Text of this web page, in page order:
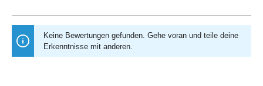
Keine Bewertungen gefunden. Gehe voran und teile deine
Erkenntnisse mit anderen.